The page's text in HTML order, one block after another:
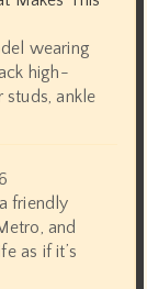
wearing
high-
studs, ankle
friendly
and
as if it’s